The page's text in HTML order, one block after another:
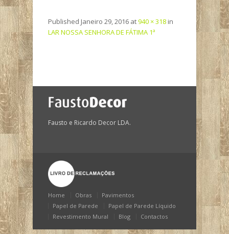
Published Janeiro 29, 2016 at940 × 318 in
LAR NOSSA SENHORA DE FÁTIMA 1ª
Fausto e Ricardo Decor LDA.
Home Obras
Pavimentos
Papel de Parede
Papel de Parede Líquido
Revestimento Mural
Blog Contactos